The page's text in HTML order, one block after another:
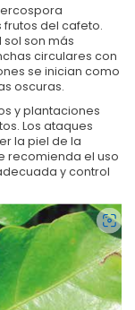
del cafeto.
sol son más
circulares con
se inician como
oscuras.
y plantaciones
Los ataques
la piel de la
recomienda el uso
y control